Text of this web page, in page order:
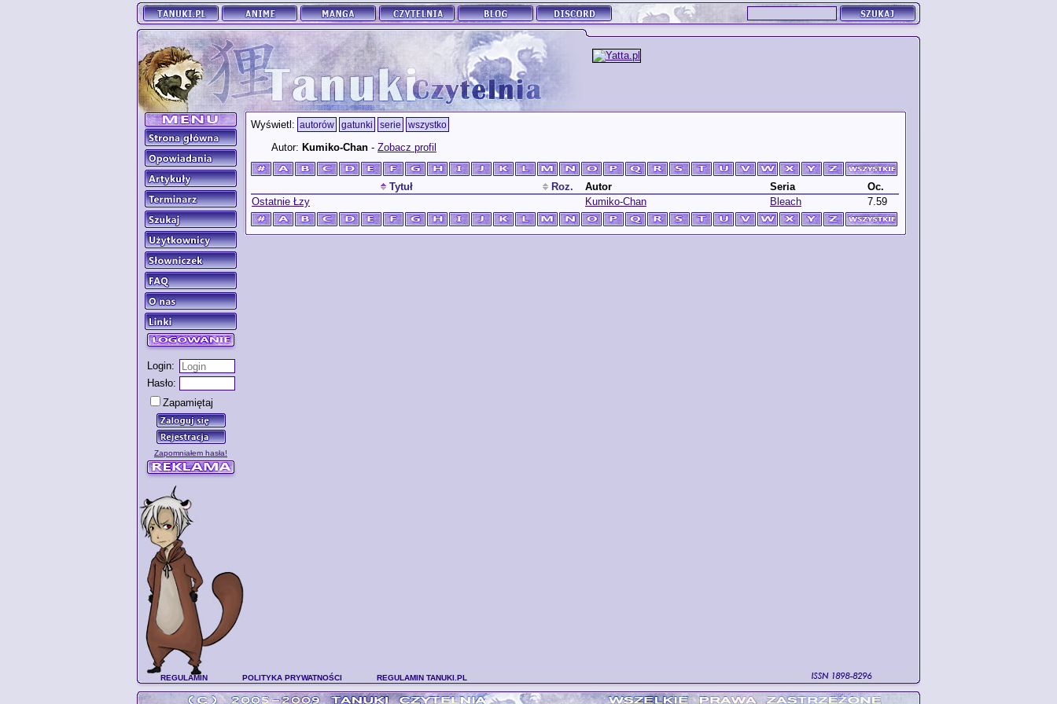
Login:
Hasło:
Zapamiętaj
Zapomniałem hasła!
Wyświetl: autorów gatunki serie wszystko
Autor: Kumiko-Chan - Zobacz profil
Tytuł Roz. Autor Seria
Oc.
Ostatnie Łzy
Kumiko-Chan Bleach 7.59
REGULAMIN POLITYKA PRYWATNOŚCI REGULAMIN TANUKI.PL